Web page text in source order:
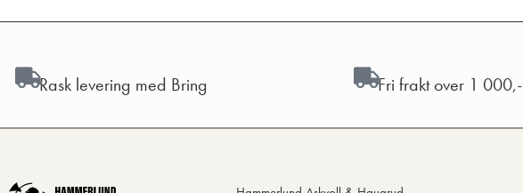
Rask levering med Bring Fri frakt over 1 000,-